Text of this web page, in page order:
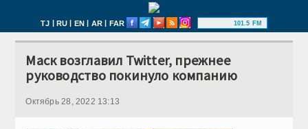
TJ | RU | EN | AR | FAR 101.5 FM
Маск возглавил Twitter, прежнее
руководство покинуло компанию
Октябрь 28, 2022 13:13